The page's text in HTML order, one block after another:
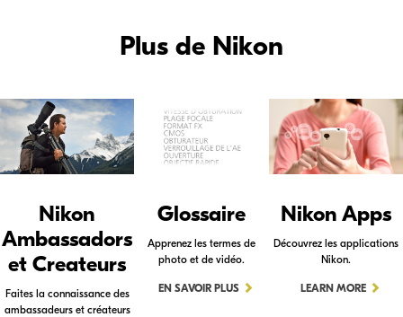
Plus de Nikon
Nikon
Ambassadors
et Createurs
Faites la connaissance des
ambassadeurs et créateurs
Glossaire
Apprenez les termes de
photo et de vidéo.
EN SAVOIR PLUS
Nikon Apps
Découvrez les applications
Nikon.
LEARN MORE